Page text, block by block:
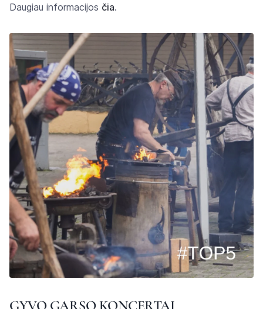
Daugiau informacijos čia.